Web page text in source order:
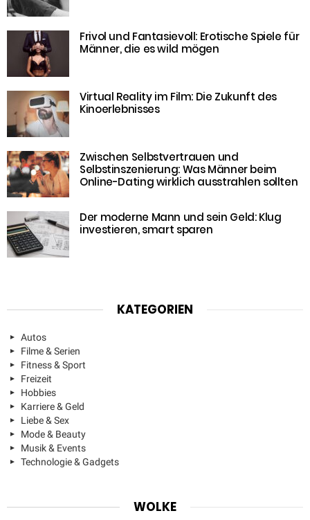
Frivol und Fantasievoll: Erotische Spiele für
Männer, die es wild mögen
Virtual Reality im Film: Die Zukunft des
Kinoerlebnisses
Zwischen Selbstvertrauen und
Selbstinszenierung: Was Männer beim
Online-Dating wirklich ausstrahlen sollten
Der moderne Mann und sein Geld: Klug
investieren, smart sparen
KATEGORIEN
Autos
Filme & Serien
Fitness & Sport
Freizeit
Hobbies
Karriere & Geld
Liebe & Sex
Mode & Beauty
Musik & Events
Technologie & Gadgets
WOLKE